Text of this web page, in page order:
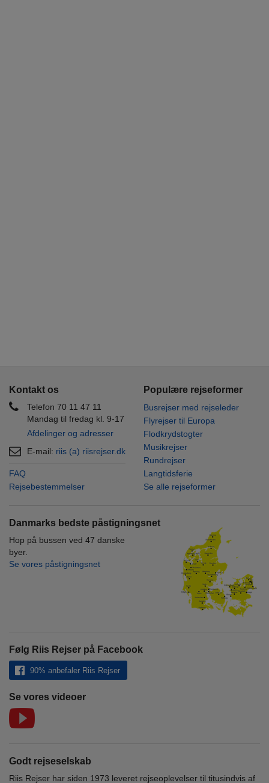
Kontakt os
Telefon 70 11 47 11
Mandag til fredag kl. 9-17
Afdelinger og adresser
E-mail: riis (a) riisrejser.dk
FAQ
Rejsebestemmelser
Populære rejseformer
Busrejser med rejseleder
Flyrejser til Europa
Flodkrydstogter
Musikrejser
Rundrejser
Langtidsferie
Se alle rejseformer
Danmarks bedste påstigningsnet
Hop på bussen ved 47 danske
byer.
Se vores påstigningsnet
Følg Riis Rejser på Facebook
90% anbefaler Riis Rejser
Se vores videoer
Godt rejseselskab
Riis Rejser har siden 1973 leveret rejseoplevelser til titusindvis af